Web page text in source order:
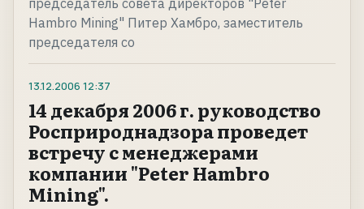
председатель совета директоров "Peter
Hambro Mining" Питер Хамбро, заместитель
председателя со
13.12.2006 12:37
14 декабря 2006 г. руководство
Росприроднадзора проведет
встречу с менеджерами
компании "Peter Hambro
Mining".